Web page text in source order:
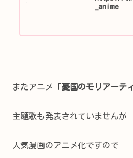
_anime
またアニメ 「憂国のモリアーテ
主題歌も発表されていませんが
人気漫画のアニメ化ですので